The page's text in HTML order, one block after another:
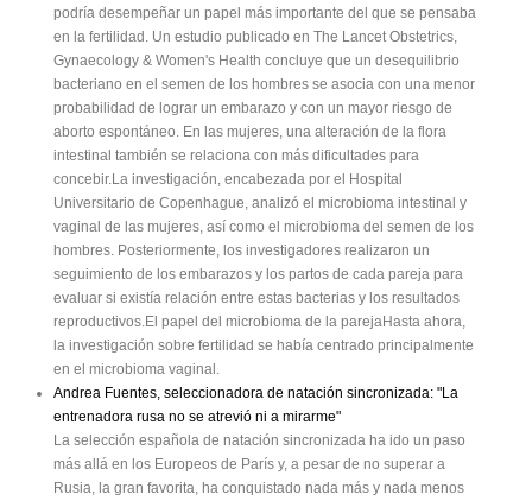
podría desempeñar un papel más importante del que se pensaba
en la fertilidad. Un estudio publicado en The Lancet Obstetrics,
Gynaecology & Women's Health concluye que un desequilibrio
bacteriano en el semen de los hombres se asocia con una menor
probabilidad de lograr un embarazo y con un mayor riesgo de
aborto espontáneo. En las mujeres, una alteración de la flora
intestinal también se relaciona con más dificultades para
concebir.La investigación, encabezada por el Hospital
Universitario de Copenhague, analizó el microbioma intestinal y
vaginal de las mujeres, así como el microbioma del semen de los
hombres. Posteriormente, los investigadores realizaron un
seguimiento de los embarazos y los partos de cada pareja para
evaluar si existía relación entre estas bacterias y los resultados
reproductivos.El papel del microbioma de la parejaHasta ahora,
la investigación sobre fertilidad se había centrado principalmente
en el microbioma vaginal.
Andrea Fuentes, seleccionadora de natación sincronizada: "La
entrenadora rusa no se atrevió ni a mirarme"
La selección española de natación sincronizada ha ido un paso
más allá en los Europeos de París y, a pesar de no superar a
Rusia, la gran favorita, ha conquistado nada más y nada menos